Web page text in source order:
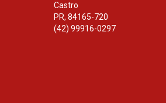
Castro
PR, 84165-720
(42) 99916-0297